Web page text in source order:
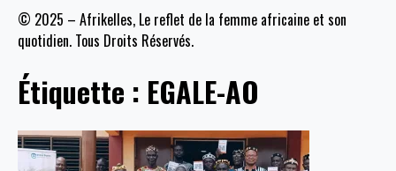
© 2025 – Afrikelles, Le reflet de la femme africaine et son
quotidien. Tous Droits Réservés.
Étiquette : EGALE-AO